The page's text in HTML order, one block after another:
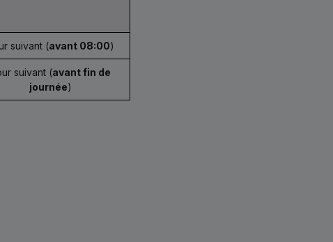
suivant (avant 08:00)
suivant (avant fin de
journée)